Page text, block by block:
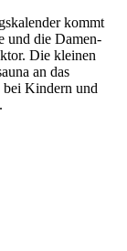
kommt
und die Damen-
Die kleinen
an das
bei Kindern und